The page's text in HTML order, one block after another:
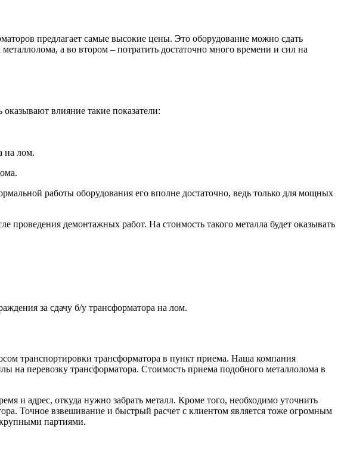
предлагает самые высокие цены. Это оборудование можно сдать
а во втором – потратить достаточно много времени и сил на
влияние такие показатели:
на лом.
работы оборудования его вполне достаточно, ведь только для мощных
проведения демонтажных работ. На стоимость такого металла будет оказывать
за сдачу б/у трансформатора на лом.
транспортировки трансформатора в пункт приема. Наша компания
на перевозку трансформатора. Стоимость приема подобного металлолома в
и адрес, откуда нужно забрать металл. Кроме того, необходимо уточнить
Точное взвешивание и быстрый расчет с клиентом является тоже огромным
партиями.